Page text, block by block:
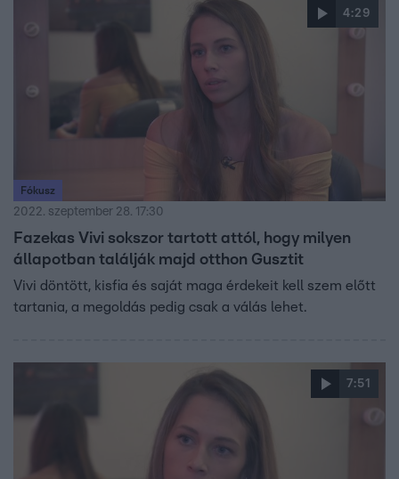
4:29
Fókusz
2022. szeptember 28. 17:30
Fazekas Vivi sokszor tartott attól, hogy milyen
állapotban találják majd otthon Gusztit
Vivi döntött, kisfia és saját maga érdekeit kell szem előtt
tartania, a megoldás pedig csak a válás lehet.
7:51